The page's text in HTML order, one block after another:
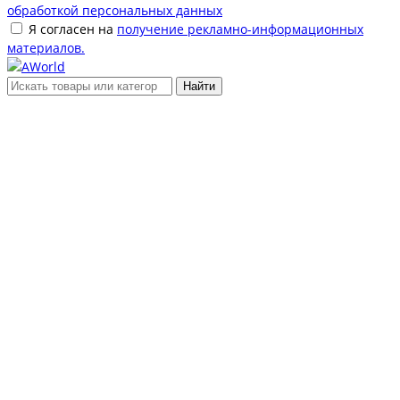
обработкой персональных данных
Я согласен на получение рекламно-информационных
материалов.
Найти